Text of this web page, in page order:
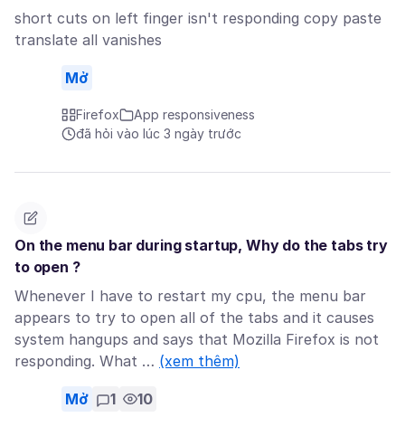
short cuts on left finger isn't responding copy paste
translate all vanishes
Mở
Firefox
App responsiveness
đã hỏi vào lúc 3 ngày trước
On the menu bar during startup, Why do the tabs try
to open ?
Whenever I have to restart my cpu, the menu bar
appears to try to open all of the tabs and it causes
system hangups and says that Mozilla Firefox is not
responding. What … (xem thêm)
Mở 1 10